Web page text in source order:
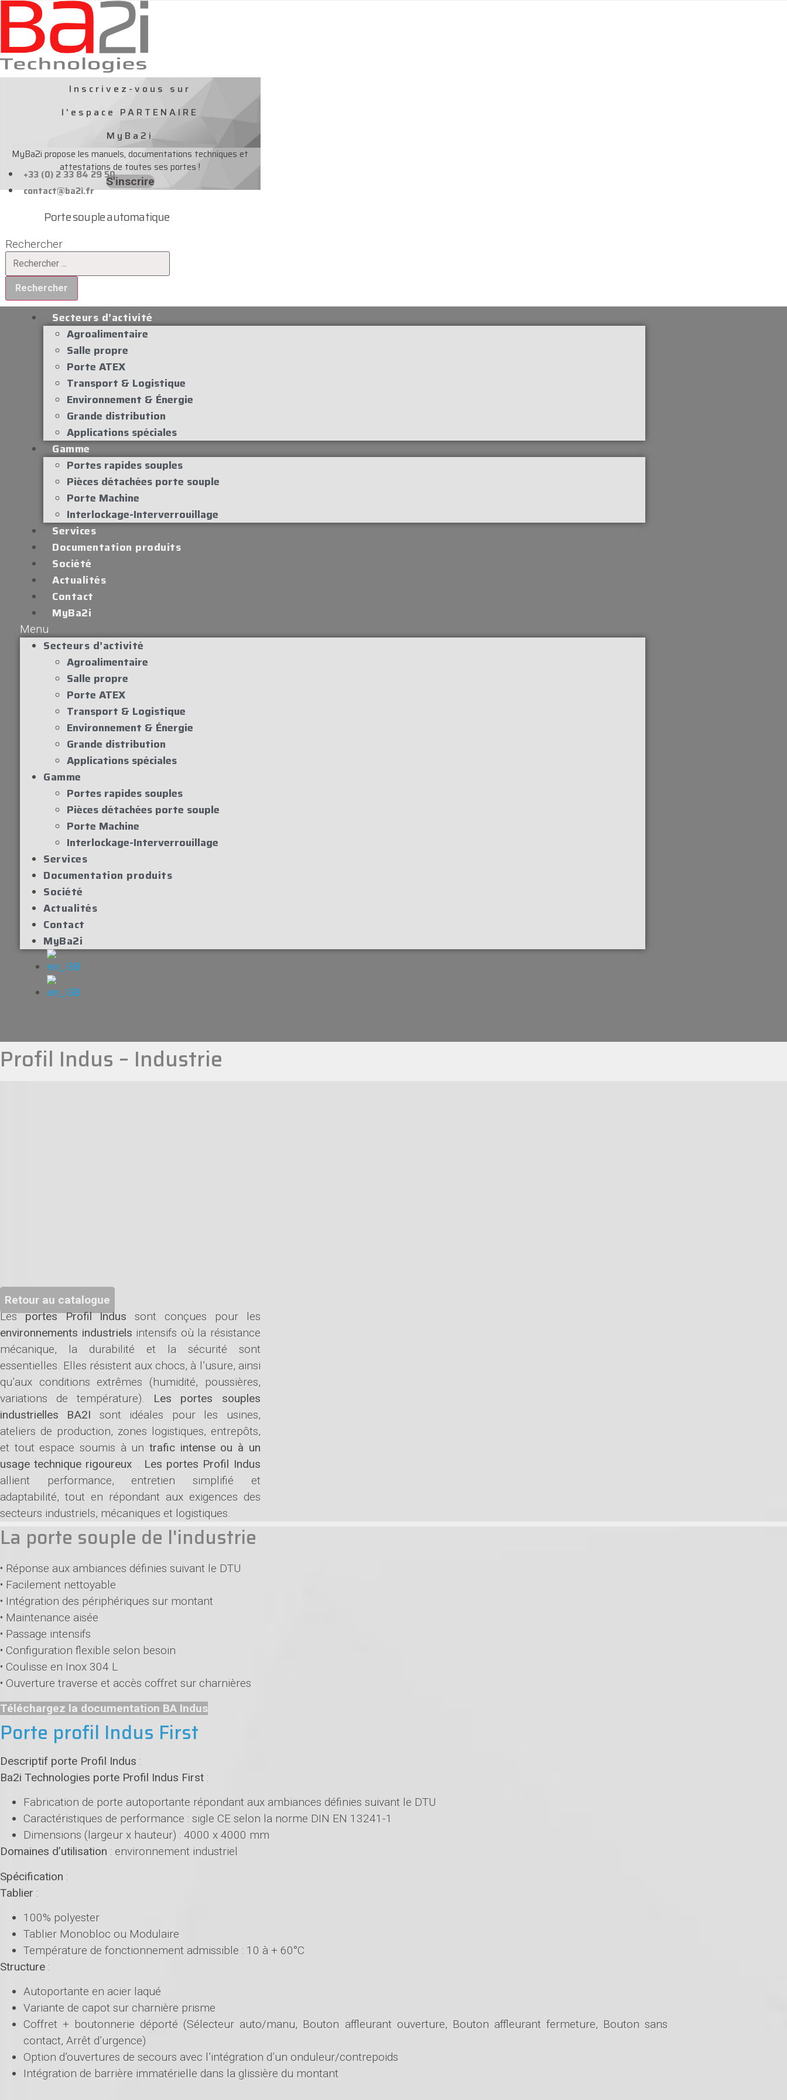
Aller
au
contenu
Inscrivez-vous sur
l'espace PARTENAIRE
MyBa2i
MyBa2i propose les manuels, documentations techniques et
attestations de toutes ses portes !
S'inscrire
+33 (0) 2 33 84 29 50
contact@ba2i.fr
Porte souple automatique
Rechercher
Rechercher
Secteurs d’activité
Agroalimentaire
Salle propre
Porte ATEX
Transport & Logistique
Environnement & Énergie
Grande distribution
Applications spéciales
Gamme
Portes rapides souples
Pièces détachées porte souple
Porte Machine
Interlockage-Interverrouillage
Services
Documentation produits
Société
Actualités
Contact
MyBa2i
Menu
Secteurs d’activité
Agroalimentaire
Salle propre
Porte ATEX
Transport & Logistique
Environnement & Énergie
Grande distribution
Applications spéciales
Gamme
Portes rapides souples
Pièces détachées porte souple
Porte Machine
Interlockage-Interverrouillage
Services
Documentation produits
Société
Actualités
Contact
MyBa2i
Profil Indus – Industrie
Retour au catalogue
Lesportes Profil Indus sont conçues pour les
environnements industriels intensifs où la résistance
mécanique, la durabilité et la sécurité sont
essentielles. Elles résistent aux chocs, à l’usure, ainsi
qu’aux conditions extrêmes (humidité, poussières,
variations de température). Les portes souples
industrielles BA2I sont idéales pour les usines,
ateliers de production, zones logistiques, entrepôts,
et tout espace soumis à un trafic intense ou à un
usage technique rigoureux . Les portes Profil Indus
allient performance, entretien simplifié et
adaptabilité, tout en répondant aux exigences des
secteurs industriels, mécaniques et logistiques.
La porte souple de l'industrie
• Réponse aux ambiances définies suivant le DTU
• Facilement nettoyable
• Intégration des périphériques sur montant
• Maintenance aisée
• Passage intensifs
• Configuration flexible selon besoin
• Coulisse en Inox 304 L
• Ouverture traverse et accès coffret sur charnières
Téléchargez la documentation BA Indus
Porte profil Indus First
Descriptif porte Profil Indus :
Ba2i Technologies porte Profil Indus First :
Fabrication de porte autoportante répondant aux ambiances définies suivant le DTU
Caractéristiques de performance : sigle CE selon la norme DIN EN 13241-1
Dimensions (largeur x hauteur) : 4000 x 4000 mm
Domaines d’utilisation : environnement industriel
Spécification :
Tablier :
100% polyester
Tablier Monobloc ou Modulaire
Température de fonctionnement admissible : 10 à + 60°C
Structure :
Autoportante en acier laqué
Variante de capot sur charnière prisme
Coffret + boutonnerie déporté (Sélecteur auto/manu, Bouton affleurant ouverture, Bouton affleurant fermeture, Bouton sans
contact, Arrêt d’urgence)
Option d’ouvertures de secours avec l’intégration d’un onduleur/contrepoids
Intégration de barrière immatérielle dans la glissière du montant